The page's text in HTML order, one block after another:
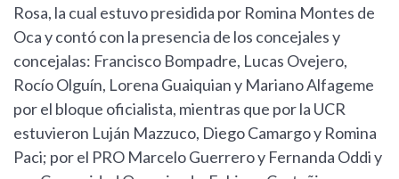
Rosa, la cual estuvo presidida por Romina Montes de
Oca y contó con la presencia de los concejales y
concejalas: Francisco Bompadre, Lucas Ovejero,
Rocío Olguín, Lorena Guaiquian y Mariano Alfageme
por el bloque oficialista, mientras que por la UCR
estuvieron Luján Mazzuco, Diego Camargo y Romina
Paci; por el PRO Marcelo Guerrero y Fernanda Oddi y